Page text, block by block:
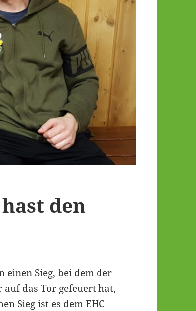
den
einen Sieg, bei dem der
auf das Tor gefeuert hat,
Sieg ist es dem EHC